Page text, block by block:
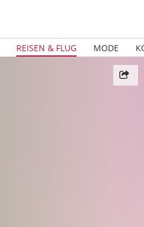
REISEN & FLUG MODE